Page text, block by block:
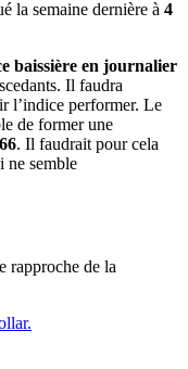
la semaine dernière à 4
baissière en journalier
Il faudra
l’indice performer. Le
de former une
66. Il faudrait pour cela
ne semble
rapproche de la